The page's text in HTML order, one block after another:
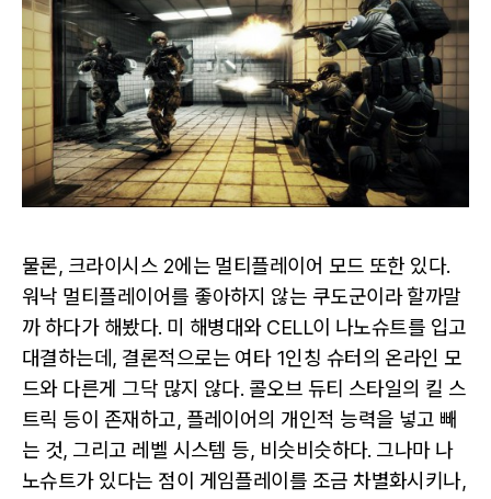
물론, 크라이시스 2에는 멀티플레이어 모드 또한 있다.
워낙 멀티플레이어를 좋아하지 않는 쿠도군이라 할까말
까 하다가 해봤다. 미 해병대와 CELL이 나노슈트를 입고
대결하는데, 결론적으로는 여타 1인칭 슈터의 온라인 모
드와 다른게 그닥 많지 않다. 콜오브 듀티 스타일의 킬 스
트릭 등이 존재하고, 플레이어의 개인적 능력을 넣고 빼
는 것, 그리고 레벨 시스템 등, 비슷비슷하다. 그나마 나
노슈트가 있다는 점이 게임플레이를 조금 차별화시키나,